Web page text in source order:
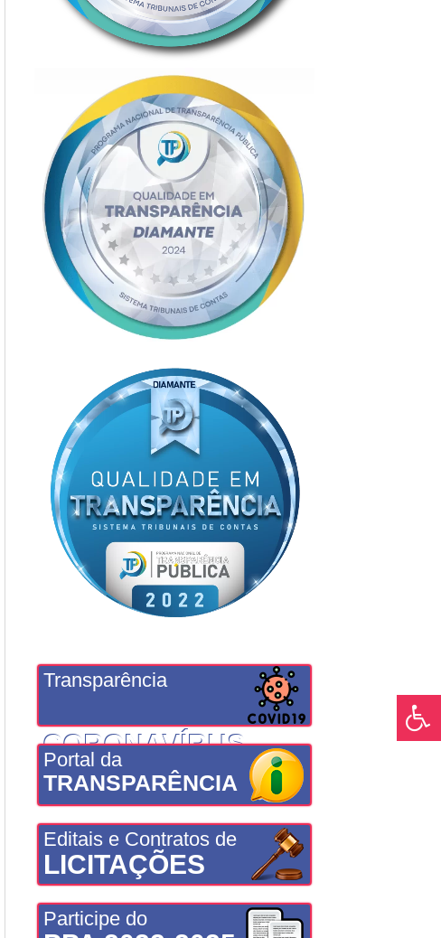
Transparência
CORONAVÍRUS
Portal da
TRANSPARÊNCIA
Editais e Contratos de
LICITAÇÕES
Participe do